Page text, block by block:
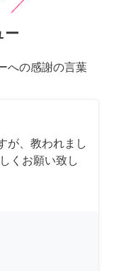
ー
への感謝の言葉
が、教われまし
くお願い致し